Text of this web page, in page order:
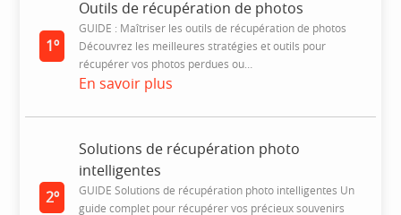
1º
Outils de récupération de photos
GUIDE : Maîtriser les outils de récupération de photos
Découvrez les meilleures stratégies et outils pour
récupérer vos photos perdues ou…
En savoir plus
2º
Solutions de récupération photo
intelligentes
GUIDE Solutions de récupération photo intelligentes Un
guide complet pour récupérer vos précieux souvenirs